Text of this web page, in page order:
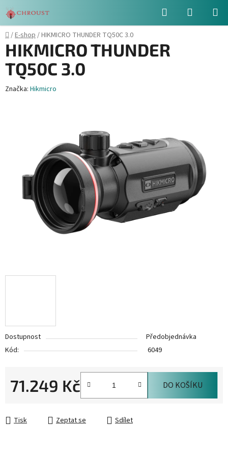
na
obsah
Hledat
KOŠÍK
Domů
/E-shop/HIKMICRO THUNDER TQ50C 3.0
Dostupnost
Předobjednávka
Kód:
6049
71.249 Kč DO KOŠÍKU
Tisk Zeptat se Sdílet
HIKMICRO THUNDER
TQ50C 3.0
Značka: Hikmicro